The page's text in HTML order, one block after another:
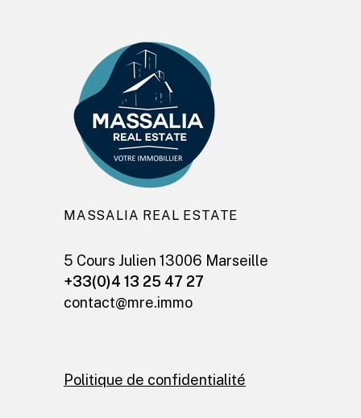
MASSALIA REAL ESTATE
5 Cours Julien 13006 Marseille
+33(0)4 13 25 47 27
contact@mre.immo
Politique de confidentialité